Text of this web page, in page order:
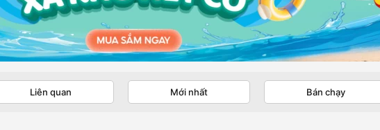
Liên quan Mới nhất Bán chạy